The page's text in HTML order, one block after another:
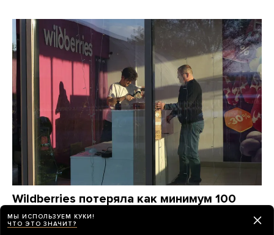
Wildberries потеряла как минимум 100
миллиардов рублей от атак украинских
дронов. Компания станет убыточной
МЫ ИСПОЛЬЗУЕМ КУКИ!
ЧТО ЭТО ЗНАЧИТ?